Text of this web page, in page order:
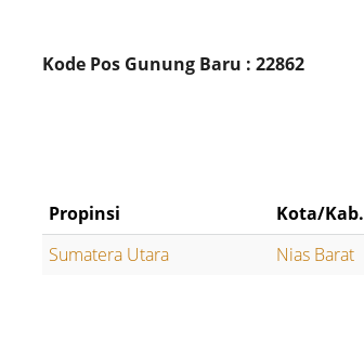
Kode Pos Gunung Baru : 22862
Propinsi Kota/Kab.
Sumatera Utara
Nias Barat